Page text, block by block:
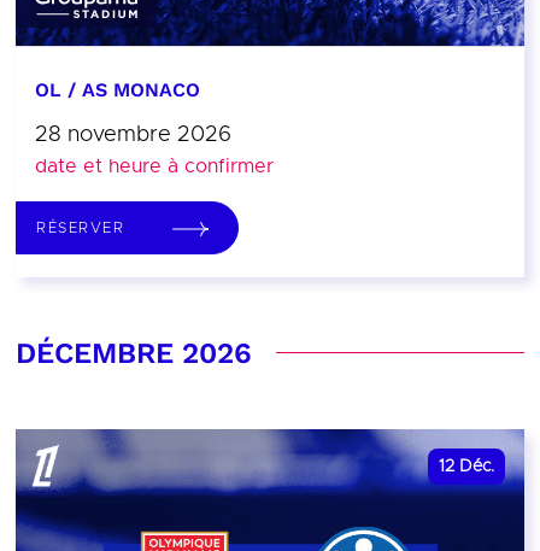
OL / AS MONACO
28 novembre 2026
date et heure à confirmer
RÉSERVER
DÉCEMBRE 2026
12 Déc.